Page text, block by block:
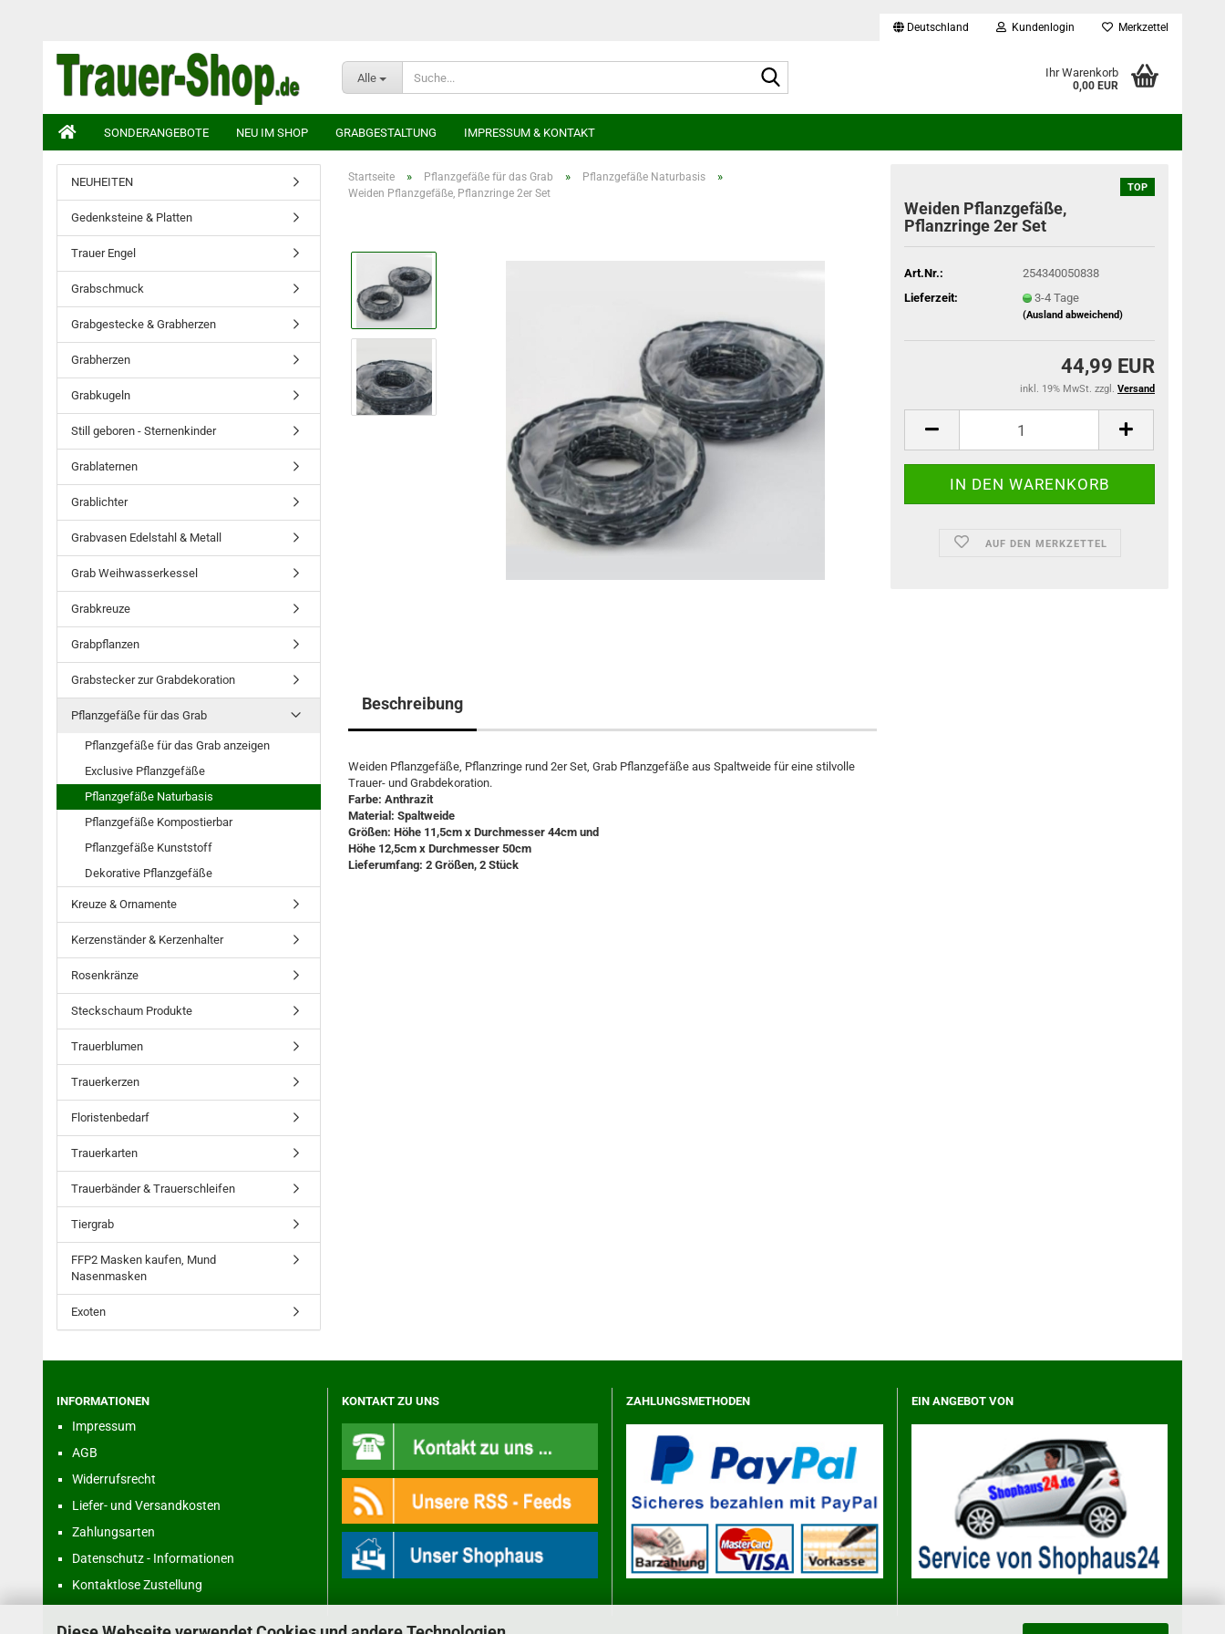
Deutschland Kundenlogin Merkzettel
Alle Ihr Warenkorb
0,00 EUR
SONDERANGEBOTE NEU IM SHOP GRABGESTALTUNG IMPRESSUM & KONTAKT
Startseite » Pflanzgefäße für das Grab » Pflanzgefäße Naturbasis »
Weiden Pflanzgefäße, Pflanzringe 2er Set TOP
Weiden Pflanzgefäße,
Pflanzringe 2er Set
Art.Nr.:
254340050838
Lieferzeit:
3-4 Tage
(Ausland abweichend)
44,99 EUR
inkl. 19% MwSt. zzgl. Versand
AUF DEN MERKZETTEL
Beschreibung
Weiden Pflanzgefäße, Pflanzringe rund 2er Set, Grab Pflanzgefäße aus Spaltweide für eine stilvolle
Trauer- und Grabdekoration.
Farbe: Anthrazit
Material: Spaltweide
Größen: Höhe 11,5cm x Durchmesser 44cm und
Höhe 12,5cm x Durchmesser 50cm
Lieferumfang: 2 Größen, 2 Stück
NEUHEITEN
Gedenksteine & Platten
Trauer Engel
Grabschmuck
Grabgestecke & Grabherzen
Grabherzen
Grabkugeln
Still geboren - Sternenkinder
Grablaternen
Grablichter
Grabvasen Edelstahl & Metall
Grab Weihwasserkessel
Grabkreuze
Grabpflanzen
Grabstecker zur Grabdekoration
Pflanzgefäße für das Grab
Pflanzgefäße für das Grab anzeigen
Exclusive Pflanzgefäße
Pflanzgefäße Naturbasis
Pflanzgefäße Kompostierbar
Pflanzgefäße Kunststoff
Dekorative Pflanzgefäße
Kreuze & Ornamente
Kerzenständer & Kerzenhalter
Rosenkränze
Steckschaum Produkte
Trauerblumen
Trauerkerzen
Floristenbedarf
Trauerkarten
Trauerbänder & Trauerschleifen
Tiergrab
FFP2 Masken kaufen, Mund
Nasenmasken
Exoten
INFORMATIONEN
Impressum
AGB
Widerrufsrecht
Liefer- und Versandkosten
Zahlungsarten
Datenschutz - Informationen
Kontaktlose Zustellung
KONTAKT ZU UNS ZAHLUNGSMETHODEN EIN ANGEBOT VON